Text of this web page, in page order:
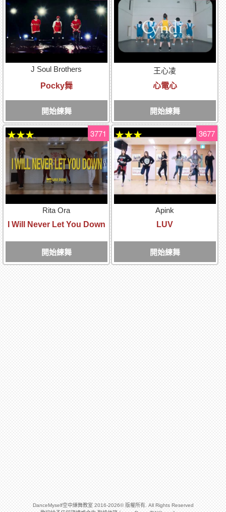
J Soul Brothers
Pocky舞
開始練舞
王心凌
心電心
開始練舞
Rita Ora
I Will Never Let You Down
開始練舞
3771
★★★
Apink
LUV
開始練舞
3677
★★★
DanceMyself空中練舞教室 2016-2026© 版權所有. All Rights Reserved